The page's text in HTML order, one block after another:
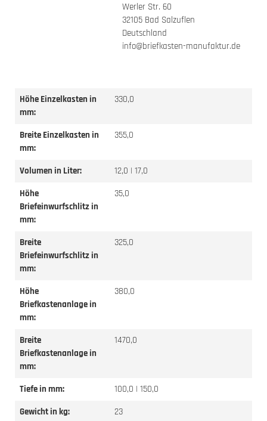
Werler Str. 60
32105 Bad Salzuflen
Deutschland
info@briefkasten-manufaktur.de
Höhe Einzelkasten in
mm:
330,0
Breite Einzelkasten in
mm:
355,0
Volumen in Liter:
12,0 | 17,0
Höhe
Briefeinwurfschlitz in
mm:
35,0
Breite
Briefeinwurfschlitz in
mm:
325,0
Höhe
Briefkastenanlage in
mm:
380,0
Breite
Briefkastenanlage in
mm:
1470,0
Tiefe in mm:
100,0 | 150,0
Gewicht in kg:
23